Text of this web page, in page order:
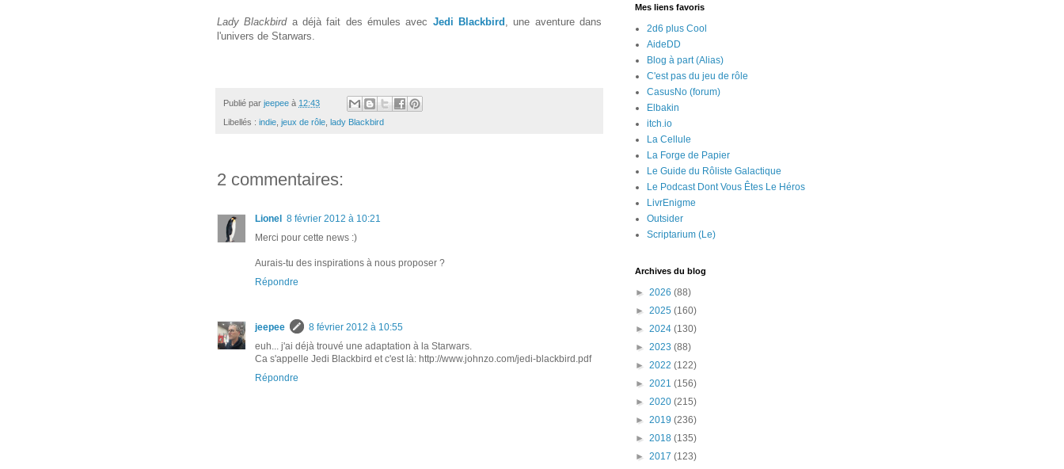
Lady Blackbirda déjà fait des émules avec Jedi Blackbird , une aventure dans
l'univers de Starwars.
Publié par jeepee à 12:43
Libellés : indie jeux de rôle lady Blackbird
2 commentaires:
Lionel
8 février 2012 à 10:21
Merci pour cette news :)
Aurais-tu des inspirations à nous proposer ?
Répondre
jeepee
8 février 2012 à 10:55
euh... j'ai déjà trouvé une adaptation à la Starwars.
Ca s'appelle Jedi Blackbird et c'est là: http://www.johnzo.com/jedi-blackbird.pdf
Répondre
Mes liens favoris
2d6 plus Cool
AideDD
Blog à part (Alias)
C'est pas du jeu de rôle
CasusNo (forum)
Elbakin
itch.io
La Cellule
La Forge de Papier
Le Guide du Rôliste Galactique
Le Podcast Dont Vous Êtes Le Héros
LivrEnigme
Outsider
Scriptarium (Le)
Archives du blog
► 2026 (88)
► 2025 (160)
► 2024 (130)
► 2023 (88)
► 2022 (122)
► 2021 (156)
► 2020 (215)
► 2019 (236)
► 2018 (135)
► 2017 (123)